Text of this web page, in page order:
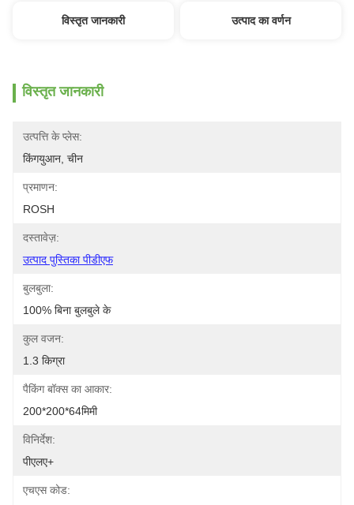
विस्तृत जानकारी उत्पाद का वर्णन
विस्तृत जानकारी
उत्पत्ति के प्लेस:
किंगयुआन, चीन
प्रमाणन:
ROSH
दस्तावेज़:
उत्पाद पुस्तिका पीडीएफ
बुलबुला:
100% बिना बुलबुले के
कुल वजन:
1.3 किग्रा
पैकिंग बॉक्स का आकार:
200*200*64मिमी
विनिर्देश:
पीएलए+
एचएस कोड: